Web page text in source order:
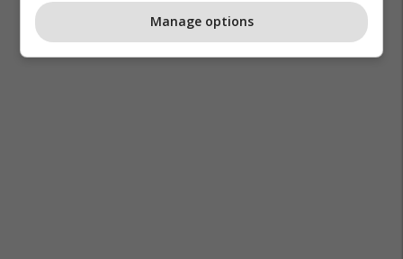
Manage options